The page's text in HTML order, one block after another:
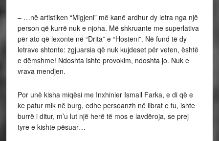
– …në artistiken “Migjeni” më kanë ardhur dy letra nga një
person që kurrë nuk e njoha. Më shkruante me superlativa
për ato që lexonte në “Drita” e “Hosteni”. Në fund të dy
letrave shtonte: zgjuarsia që nuk kujdeset për veten, është
e dëmshme! Ndoshta ishte provokim, ndoshta jo. Nuk e
vrava mendjen.
Por unë kisha miqësi me Inxhinier Ismail Farka, e di që e
ke patur mik në burg, edhe persoanzh në librat e tu, ishte
burrë i ditur, m’u lut një herë të mos e lavdëroja, se prej
tyre e kishte pësuar…